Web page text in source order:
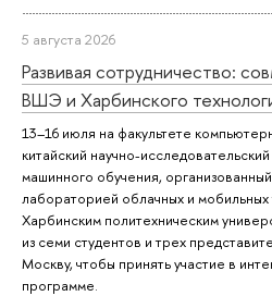
5 августа 2026
Развивая сотрудничество:
ВШЭ и Харбинского
13–16 июля на факультете
китайский научно-
машинного обучения,
лабораторией облачных и
Харбинским политехническим
из семи студентов и трех
Москву, чтобы принять участие в
программе.